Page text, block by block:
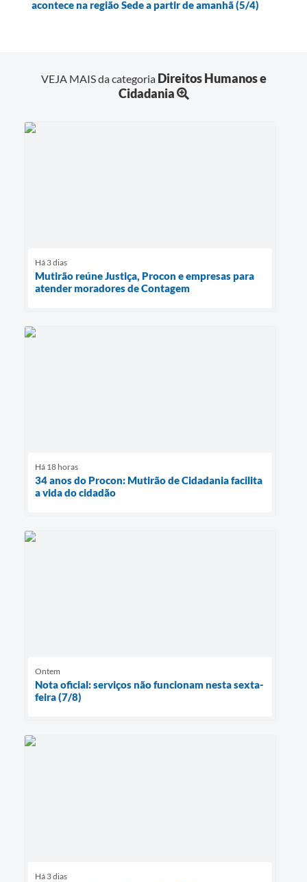
acontece na região Sede a partir de amanhã (5/4)
VEJA MAIS da categoria Direitos Humanos e
Cidadania
Há 3 dias
Mutirão reúne Justiça, Procon e empresas para
atender moradores de Contagem
Há 18 horas
34 anos do Procon: Mutirão de Cidadania facilita
a vida do cidadão
Ontem
Nota oficial: serviços não funcionam nesta sexta-
feira (7/8)
Há 3 dias